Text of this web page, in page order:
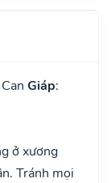
Giáp:
ở xương
Tránh mọi